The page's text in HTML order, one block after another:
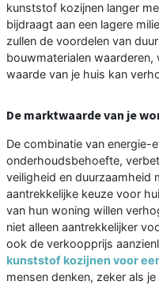
kunststof kozijnen langer
bijdraagt aan een lagere
zullen de voordelen van
bouwmaterialen
waarde van je huis kan
De marktwaarde van je
De combinatie van energie-
onderhoudsbehoefte,
veiligheid en duurzaamheid
aantrekkelijke keuze voor
van hun woning willen
niet alleen aantrekkelijker
ook de verkoopprijs
kunststof kozijnen voor
mensen denken, zeker als